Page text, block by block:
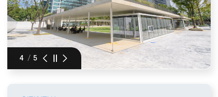
4 / 5